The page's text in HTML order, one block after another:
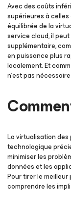
Avec des coûts
supérieures à celles
équilibrée de la
service cloud, il
supplémentaire,
en puissance plus
localement. Et
n’est pas
La virtualisation
technologique
minimiser les
données et les
Pour tirer le meilleur
comprendre les